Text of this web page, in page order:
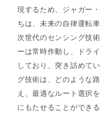
現するため、ジャガー
ちは、未来の自律運転
次世代のセンシング技
ーは常時作動し、ドラ
しており、突き詰めて
グ技術は、どのような
え、最適なルート選択
にもたせることができ